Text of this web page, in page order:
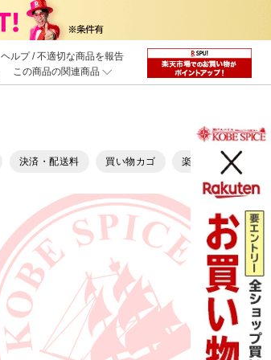
ヘルプ/不適切な商品を報告
この商品の関連商品